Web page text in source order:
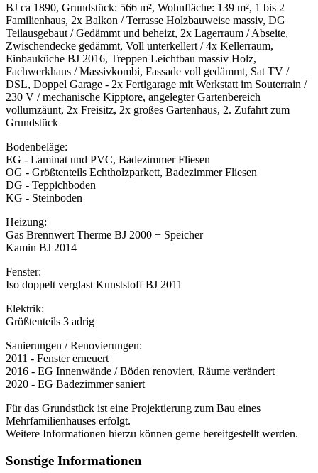
BJ ca 1890, Grundstück: 566 m², Wohnfläche: 139 m², 1 bis 2
Familienhaus, 2x Balkon / Terrasse Holzbauweise massiv, DG
Teilausgebaut / Gedämmt und beheizt, 2x Lagerraum / Abseite,
Zwischendecke gedämmt, Voll unterkellert / 4x Kellerraum,
Einbauküche BJ 2016, Treppen Leichtbau massiv Holz,
Fachwerkhaus / Massivkombi, Fassade voll gedämmt, Sat TV /
DSL, Doppel Garage - 2x Fertigarage mit Werkstatt im Souterrain /
230 V / mechanische Kipptore, angelegter Gartenbereich
vollumzäunt, 2x Freisitz, 2x großes Gartenhaus, 2. Zufahrt zum
Grundstück
Bodenbeläge:
EG - Laminat und PVC, Badezimmer Fliesen
OG - Größtenteils Echtholzparkett, Badezimmer Fliesen
DG - Teppichboden
KG - Steinboden
Heizung:
Gas Brennwert Therme BJ 2000 + Speicher
Kamin BJ 2014
Fenster:
Iso doppelt verglast Kunststoff BJ 2011
Elektrik:
Größtenteils 3 adrig
Sanierungen / Renovierungen:
2011 - Fenster erneuert
2016 - EG Innenwände / Böden renoviert, Räume verändert
2020 - EG Badezimmer saniert
Für das Grundstück ist eine Projektierung zum Bau eines
Mehrfamilienhauses erfolgt.
Weitere Informationen hierzu können gerne bereitgestellt werden.
Sonstige Informationen